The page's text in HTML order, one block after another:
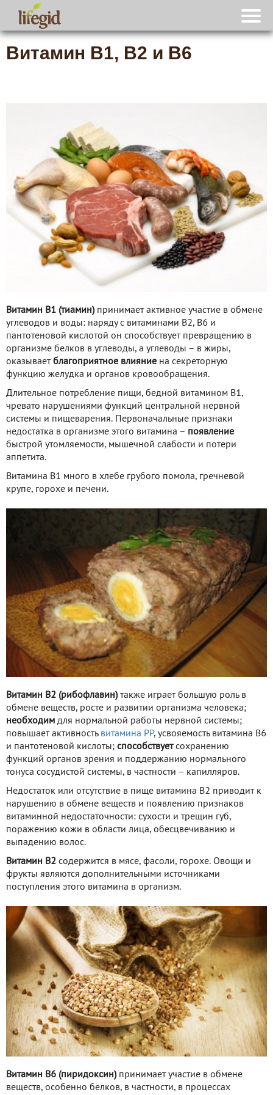
Витамин B1, B2 и B6
Витамин B1 (тиамин)принимает активное участие в обмене
углеводов и воды: наряду с витаминами B2, B6 и
пантотеновой кислотой он способствует превращению в
организме белков в углеводы, а углеводы – в жиры,
оказывает благоприятное влияние на секреторную
функцию желудка и органов кровообращения.
Длительное потребление пищи, бедной витамином B1,
чревато нарушениями функций центральной нервной
системы и пищеварения. Первоначальные признаки
недостатка в организме этого витамина – появление
быстрой утомляемости, мышечной слабости и потери
аппетита.
Витамина B1 много в хлебе грубого помола, гречневой
крупе, горохе и печени.
Витамин B2 (рибофлавин)также играет большую роль в
обмене веществ, росте и развитии организма человека;
необходим для нормальной работы нервной системы;
повышает активность витамина PP, усвояемость витамина B6
и пантотеновой кислоты; способствует сохранению
функций органов зрения и поддержанию нормального
тонуса сосудистой системы, в частности – капилляров.
Недостаток или отсутствие в пище витамина B2 приводит к
нарушению в обмене веществ и появлению признаков
витаминной недостаточности: сухости и трещин губ,
поражению кожи в области лица, обесцвечиванию и
выпадению волос.
Витамин B2 содержится в мясе, фасоли, горохе. Овощи и
фрукты являются дополнительными источниками
поступления этого витамина в организм.
Витамин B6 (пиридоксин)принимает участие в обмене
веществ, особенно белков, в частности, в процессах